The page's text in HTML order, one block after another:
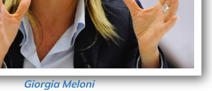
Giorgia Meloni